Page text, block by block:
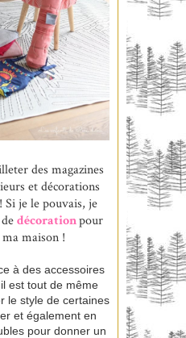
des magazines
et décorations
Si je le pouvais, je
décorationpour
maison !
à des accessoires
est tout de même
le style de certaines
et également en
pour donner un